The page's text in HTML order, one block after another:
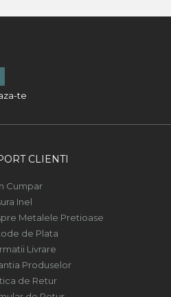
te
CLIENTI
Cumpar
Inel
Metalele Pretioase
de Plata
Livrare
Produselor
de Retur